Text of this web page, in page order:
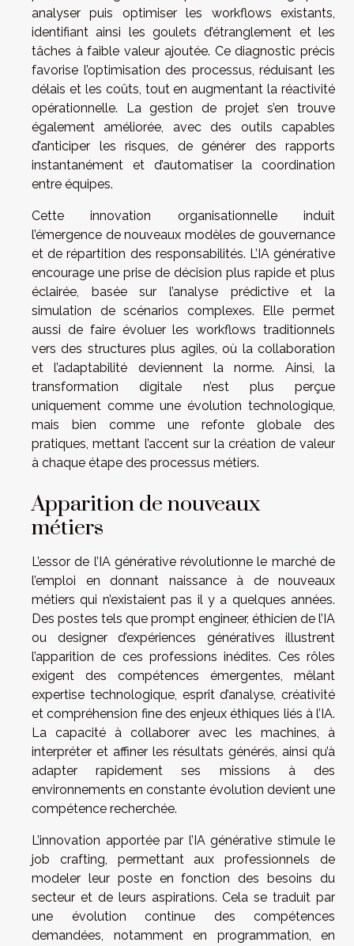
analyser puis optimiser les workflows existants,
identifiant ainsi les goulets d’étranglement et les
tâches à faible valeur ajoutée. Ce diagnostic précis
favorise l’optimisation des processus, réduisant les
délais et les coûts, tout en augmentant la réactivité
opérationnelle. La gestion de projet s’en trouve
également améliorée, avec des outils capables
d’anticiper les risques, de générer des rapports
instantanément et d’automatiser la coordination
entre équipes.
Cette innovation organisationnelle induit
l’émergence de nouveaux modèles de gouvernance
et de répartition des responsabilités. L’IA générative
encourage une prise de décision plus rapide et plus
éclairée, basée sur l’analyse prédictive et la
simulation de scénarios complexes. Elle permet
aussi de faire évoluer les workflows traditionnels
vers des structures plus agiles, où la collaboration
et l’adaptabilité deviennent la norme. Ainsi, la
transformation digitale n’est plus perçue
uniquement comme une évolution technologique,
mais bien comme une refonte globale des
pratiques, mettant l’accent sur la création de valeur
à chaque étape des processus métiers.
Apparition de nouveaux
métiers
L’essor de l’IA générative révolutionne le marché de
l’emploi en donnant naissance à de nouveaux
métiers qui n’existaient pas il y a quelques années.
Des postes tels que prompt engineer, éthicien de l’IA
ou designer d’expériences génératives illustrent
l’apparition de ces professions inédites. Ces rôles
exigent des compétences émergentes, mêlant
expertise technologique, esprit d’analyse, créativité
et compréhension fine des enjeux éthiques liés à l’IA.
La capacité à collaborer avec les machines, à
interpréter et affiner les résultats générés, ainsi qu’à
adapter rapidement ses missions à des
environnements en constante évolution devient une
compétence recherchée.
L’innovation apportée par l’IA générative stimule le
job crafting, permettant aux professionnels de
modeler leur poste en fonction des besoins du
secteur et de leurs aspirations. Cela se traduit par
une évolution continue des compétences
demandées, notamment en programmation, en